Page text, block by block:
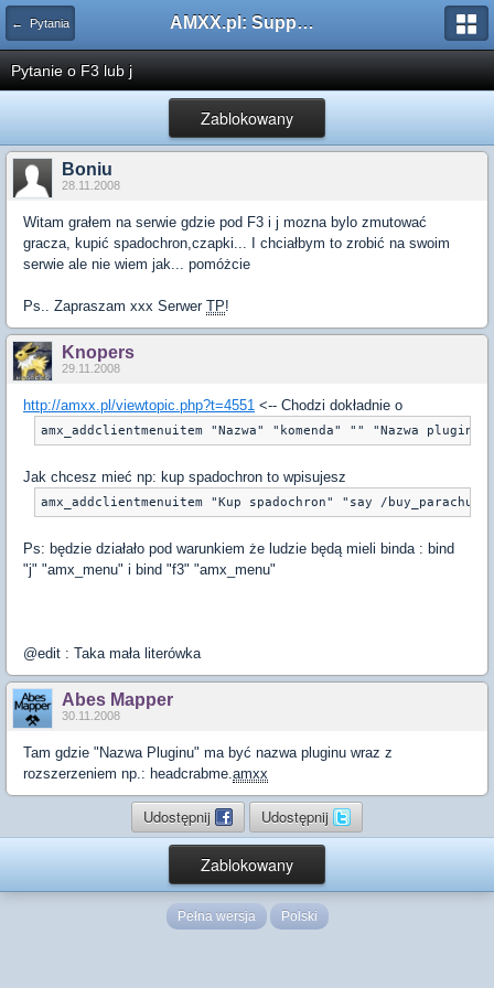
← Pytania AMXX.pl: Support AMX Mod X i SourceMod
Pytanie o F3 lub j
Zablokowany
Boniu
28.11.2008
Witam grałem na serwie gdzie pod F3 i j mozna bylo zmutować
gracza, kupić spadochron,czapki... I chciałbym to zrobić na swoim
serwie ale nie wiem jak... pomóżcie
Ps.. Zapraszam xxx Serwer TP!
Knopers
29.11.2008
http://amxx.pl/viewtopic.php?t=4551 <-- Chodzi dokładnie o
amx_addclientmenuitem "Nazwa" "komenda" "" "Nazwa pluginu"
Jak chcesz mieć np: kup spadochron to wpisujesz
amx_addclientmenuitem "Kup spadochron" "say /
Ps: będzie działało pod warunkiem że ludzie będą mieli binda : bind
"j" "amx_menu" i bind "f3" "amx_menu"
@edit : Taka mała literówka
Abes Mapper
30.11.2008
Tam gdzie "Nazwa Pluginu" ma być nazwa pluginu wraz z
rozszerzeniem np.: headcrabme.amxx
Udostępnij Udostępnij
Zablokowany
Pełna wersja Polski